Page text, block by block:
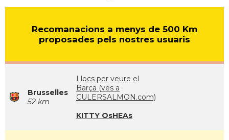
Recomanacions a menys de 500 Km
proposades pels nostres usuaris
Brusselles
52 km
Llocs per veure el
Barça (ves a
CULERSALMON.com)
KITTY OsHEAs